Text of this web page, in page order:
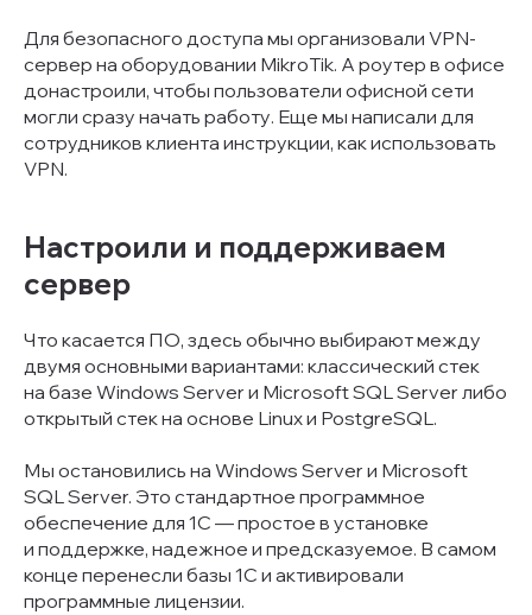
Для безопасного доступа мы организовали VPN-
сервер на оборудовании MikroTik. А роутер в офисе
донастроили, чтобы пользователи офисной сети
могли сразу начать работу. Еще мы написали для
сотрудников клиента инструкции, как использовать
VPN.
Настроили и поддерживаем
сервер
Что касается ПО, здесь обычно выбирают между
двумя основными вариантами: классический стек
на базе Windows Server и Microsoft SQL Server либо
открытый стек на основе Linux и PostgreSQL.
Мы остановились на Windows Server и Microsoft
SQL Server. Это стандартное программное
обеспечение для 1С — простое в установке
и поддержке, надежное и предсказуемое. В самом
конце перенесли базы 1С и активировали
программные лицензии.